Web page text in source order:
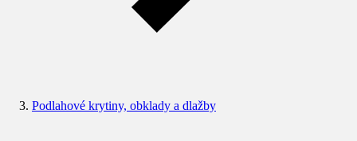
Podlahové krytiny, obklady a dlažby